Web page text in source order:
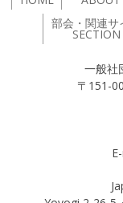
部会・関連サ
SECTION
一般社
〒151-
バ